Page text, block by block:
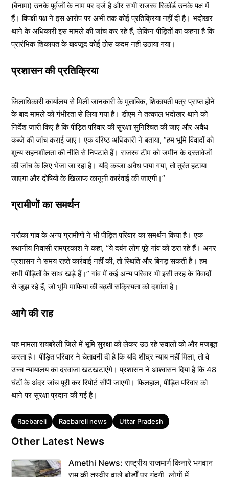
(बैनामा) उनके पूर्वजों के नाम पर दर्ज है और सभी राजस्व रिकॉर्ड उनके पक्ष में
हैं। विपक्षी पक्ष ने इस आरोप पर अभी तक कोई प्रतिक्रिया नहीं दी है। भदोखर
थाने के अधिकारी इस मामले की जांच कर रहे हैं, लेकिन पीड़ितों का कहना है कि
प्रारंभिक शिकायत के बावजूद कोई ठोस कदम नहीं उठाया गया।
प्रशासन की प्रतिक्रिया
जिलाधिकारी कार्यालय से मिली जानकारी के मुताबिक, शिकायती पत्र प्राप्त होने
के बाद मामले को गंभीरता से लिया गया है। डीएम ने तत्काल भदोखर थाने को
निर्देश जारी किए हैं कि पीड़ित परिवार की सुरक्षा सुनिश्चित की जाए और अवैध
कब्जे की जांच कराई जाए। एक वरिष्ठ अधिकारी ने बताया, “हम भूमि विवादों को
शून्य सहनशीलता की नीति से निपटाते हैं। राजस्व टीम को जमीन के दस्तावेजों
की जांच के लिए भेजा जा रहा है। यदि कब्जा अवैध पाया गया, तो तुरंत हटाया
जाएगा और दोषियों के खिलाफ कानूनी कार्रवाई की जाएगी।”
ग्रामीणों का समर्थन
नरौका गांव के अन्य ग्रामीणों ने भी पीड़ित परिवार का समर्थन किया है। एक
स्थानीय निवासी रामप्रकाश ने कहा, “ये दबंग लोग पूरे गांव को डरा रहे हैं। अगर
प्रशासन ने समय रहते कार्रवाई नहीं की, तो स्थिति और बिगड़ सकती है। हम
सभी पीड़ितों के साथ खड़े हैं।” गांव में कई अन्य परिवार भी इसी तरह के विवादों
से जूझ रहे हैं, जो भूमि माफिया की बढ़ती सक्रियता को दर्शाता है।
आगे की राह
यह मामला रायबरेली जिले में भूमि सुरक्षा को लेकर उठ रहे सवालों को और मजबूत
करता है। पीड़ित परिवार ने चेतावनी दी है कि यदि शीघ्र न्याय नहीं मिला, तो वे
उच्च न्यायालय का दरवाजा खटखटाएंगे। प्रशासन ने आश्वासन दिया है कि 48
घंटों के अंदर जांच पूरी कर रिपोर्ट सौंपी जाएगी। फिलहाल, पीड़ित परिवार को
थाने पर सुरक्षा प्रदान की गई है।
Tags
Raebareli Raebareli news Uttar Pradesh
Other Latest News
Amethi News: राष्ट्रीय राजमार्ग किनारे भगवान
राम की तस्वीर वाले बोर्डों पर गंदगी, लोगों में